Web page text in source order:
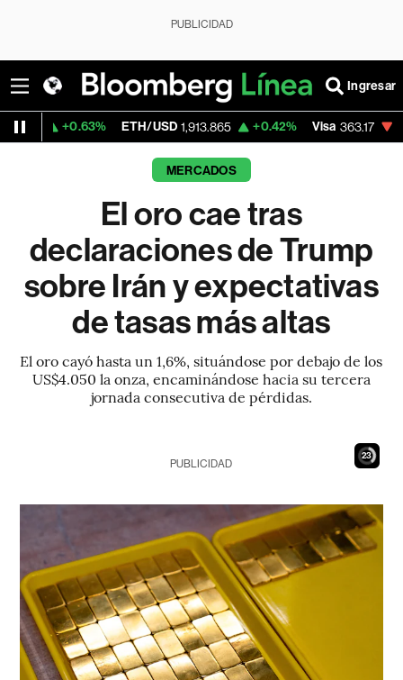
PUBLICIDAD
Ingresar
ETH/USD 1,913.865 +0.42% Visa 363.17 -1.97%
MERCADOS
El oro cae tras
declaraciones de Trump
sobre Irán y expectativas
de tasas más altas
El oro cayó hasta un 1,6%, situándose por debajo de los
US$4.050 la onza, encaminándose hacia su tercera
jornada consecutiva de pérdidas.
22
PUBLICIDAD